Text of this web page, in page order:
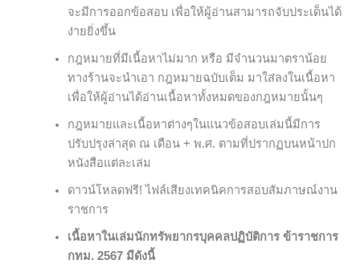
จะมีการออกข้อสอบ เพื่อให้ผู้อ่านสามารถจับประเด็นได้
ง่ายยิ่งขึ้น
กฎหมายที่มีเนื้อหาไม่มาก หรือ มีจำนวนมาตราน้อย
ทางร้านจะนำเอา กฎหมายฉบับเต็ม มาใส่ลงในเนื้อหา
เพื่อให้ผู้อ่านได้อ่านเนื้อหาทั้งหมดของกฎหมายนั้นๆ
กฎหมายและเนื้อหาต่างๆในแนวข้อสอบเล่มนี้มีการ
ปรับปรุงล่าสุด ณ เดือน + พ.ศ. ตามที่ปรากฏบนหน้าปก
หนังสือแต่ละเล่ม
ดาวน์โหลดฟรี! ไฟล์เสียงเทคนิคการสอบสัมภาษณ์งาน
ราชการ
เนื้อหาในเล่มนักทรัพยากรบุคคลปฏิบัติการ ข้าราชการ
กทม. 2567 มีดังนี้